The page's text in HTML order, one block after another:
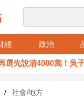
經 政治
先說清4000萬！吳子
社會/地方